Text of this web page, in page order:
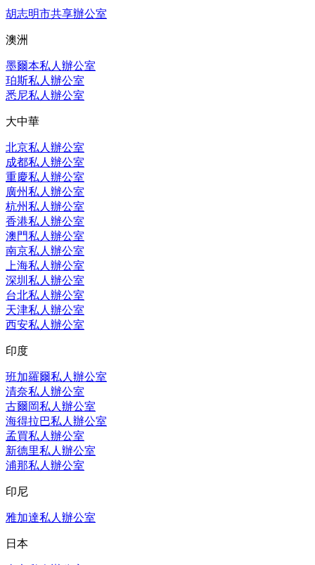
胡志明市共享辦公室
澳洲
墨爾本私人辦公室
珀斯私人辦公室
悉尼私人辦公室
大中華
北京私人辦公室
成都私人辦公室
重慶私人辦公室
廣州私人辦公室
杭州私人辦公室
香港私人辦公室
澳門私人辦公室
南京私人辦公室
上海私人辦公室
深圳私人辦公室
台北私人辦公室
天津私人辦公室
西安私人辦公室
印度
班加羅爾私人辦公室
清奈私人辦公室
古爾岡私人辦公室
海得拉巴私人辦公室
孟買私人辦公室
新德里私人辦公室
浦那私人辦公室
印尼
雅加達私人辦公室
日本